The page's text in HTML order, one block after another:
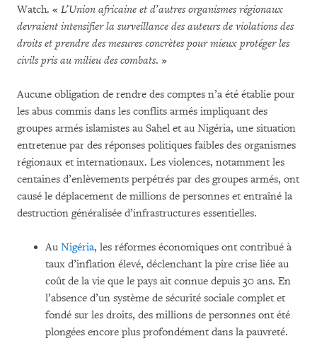
Watch. « L’Union africaine et d’autres organismes régionaux
devraient intensifier la surveillance des auteurs de violations des
droits et prendre des mesures concrètes pour mieux protéger les
civils pris au milieu des combats. »
Aucune obligation de rendre des comptes n’a été établie pour
les abus commis dans les conflits armés impliquant des
groupes armés islamistes au Sahel et au Nigéria, une situation
entretenue par des réponses politiques faibles des organismes
régionaux et internationaux. Les violences, notamment les
centaines d’enlèvements perpétrés par des groupes armés, ont
causé le déplacement de millions de personnes et entraîné la
destruction généralisée d’infrastructures essentielles.
Au Nigéria, les réformes économiques ont contribué à
taux d’inflation élevé, déclenchant la pire crise liée au
coût de la vie que le pays ait connue depuis 30 ans. En
l’absence d’un système de sécurité sociale complet et
fondé sur les droits, des millions de personnes ont été
plongées encore plus profondément dans la pauvreté.